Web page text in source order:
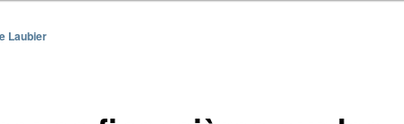
Laubier